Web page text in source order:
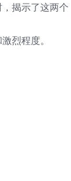
揭示了这两个
烈程度。